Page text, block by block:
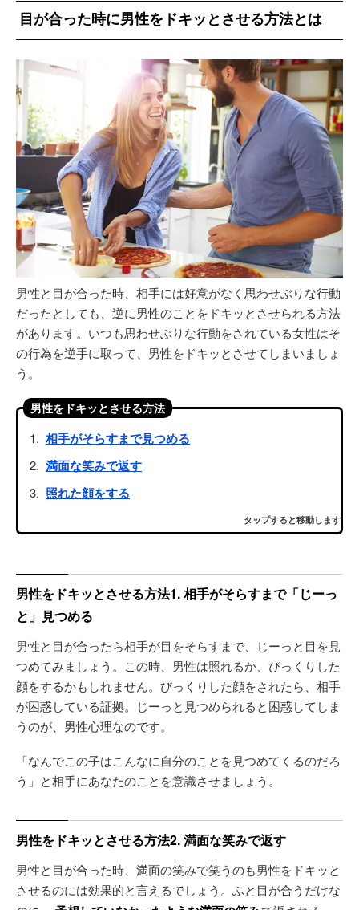
目が合った時に男性をドキッとさせる方法とは
男性と目が合った時、相手には好意がなく思わせぶりな行動
だったとしても、逆に男性のことをドキッとさせられる方法
があります。いつも思わせぶりな行動をされている女性はそ
の行為を逆手に取って、男性をドキッとさせてしまいましょ
う。
男性をドキッとさせる方法
相手がそらすまで見つめる
満面な笑みで返す
照れた顔をする
タップすると移動します
男性をドキッとさせる方法1. 相手がそらすまで「じーっ
と」見つめる
男性と目が合ったら相手が目をそらすまで、じーっと目を見
つめてみましょう。この時、男性は照れるか、びっくりした
顔をするかもしれません。びっくりした顔をされたら、相手
が困惑している証拠。じーっと見つめられると困惑してしま
うのが、男性心理なのです。
「なんでこの子はこんなに自分のことを見つめてくるのだろ
う」と相手にあなたのことを意識させましょう。
男性をドキッとさせる方法2. 満面な笑みで返す
男性と目が合った時、満面の笑みで笑うのも男性をドキッと
させるのには効果的と言えるでしょう。ふと目が合うだけな